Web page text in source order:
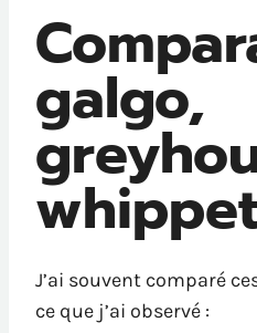
galgo,
J’ai souvent comparé
ce que j’ai observé :